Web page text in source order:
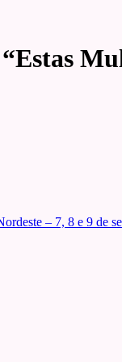
– 7, 8 e 9 de